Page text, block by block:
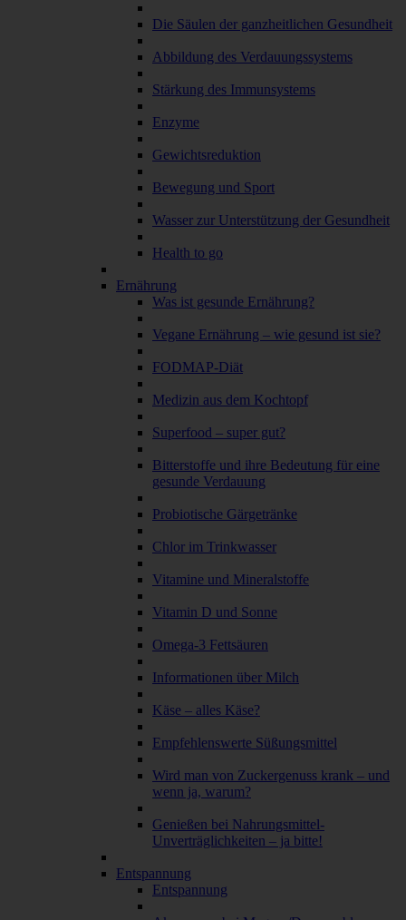
Die Säulen der ganzheitlichen Gesundheit
Abbildung des Verdauungssystems
Stärkung des Immunsystems
Enzyme
Gewichtsreduktion
Bewegung und Sport
Wasser zur Unterstützung der Gesundheit
Health to go
Ernährung
Was ist gesunde Ernährung?
Vegane Ernährung – wie gesund ist sie?
FODMAP-Diät
Medizin aus dem Kochtopf
Superfood – super gut?
Bitterstoffe und ihre Bedeutung für eine
gesunde Verdauung
Probiotische Gärgetränke
Chlor im Trinkwasser
Vitamine und Mineralstoffe
Vitamin D und Sonne
Omega-3 Fettsäuren
Informationen über Milch
Käse – alles Käse?
Empfehlenswerte Süßungsmittel
Wird man von Zuckergenuss krank – und
wenn ja, warum?
Genießen bei Nahrungsmittel-
Unverträglichkeiten – ja bitte!
Entspannung
Entspannung